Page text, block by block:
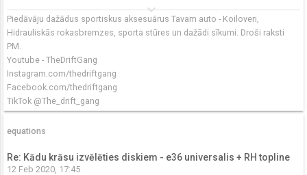
keyboard_arrow_down
Piedāvāju dažādus sportiskus aksesuārus Tavam auto - Koiloveri,
Hidrauliskās rokasbremzes, sporta stūres un dažādi sīkumi. Droši raksti
PM.
Youtube - TheDriftGang
Instagram.com/thedriftgang
Facebook.com/thedriftgang
TikTok @The_drift_gang
equations
Re: Kādu krāsu izvēlēties diskiem - e36 universalis + RH topline
12 Feb 2020, 17:45